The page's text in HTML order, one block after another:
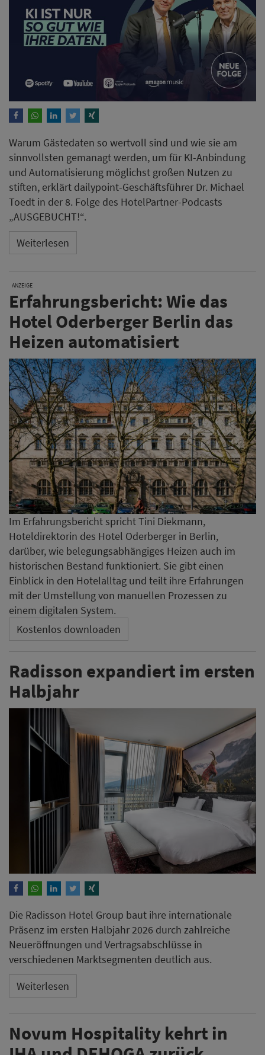
Warum Gästedaten so wertvoll sind und wie sie am
sinnvollsten gemanagt werden, um für KI-Anbindung
und Automatisierung möglichst großen Nutzen zu
stiften, erklärt dailypoint-Geschäftsführer Dr. Michael
Toedt in der 8. Folge des HotelPartner-Podcasts
„AUSGEBUCHT!“.
Weiterlesen
ANZEIGE
Erfahrungsbericht: Wie das
Hotel Oderberger Berlin das
Heizen automatisiert
Im Erfahrungsbericht spricht Tini Diekmann,
Hoteldirektorin des Hotel Oderberger in Berlin,
darüber, wie belegungsabhängiges Heizen auch im
historischen Bestand funktioniert. Sie gibt einen
Einblick in den Hotelalltag und teilt ihre Erfahrungen
mit der Umstellung von manuellen Prozessen zu
einem digitalen System.
Kostenlos downloaden
Radisson expandiert im ersten
Halbjahr
Die Radisson Hotel Group baut ihre internationale
Präsenz im ersten Halbjahr 2026 durch zahlreiche
Neueröffnungen und Vertragsabschlüsse in
verschiedenen Marktsegmenten deutlich aus.
Weiterlesen
Novum Hospitality kehrt in